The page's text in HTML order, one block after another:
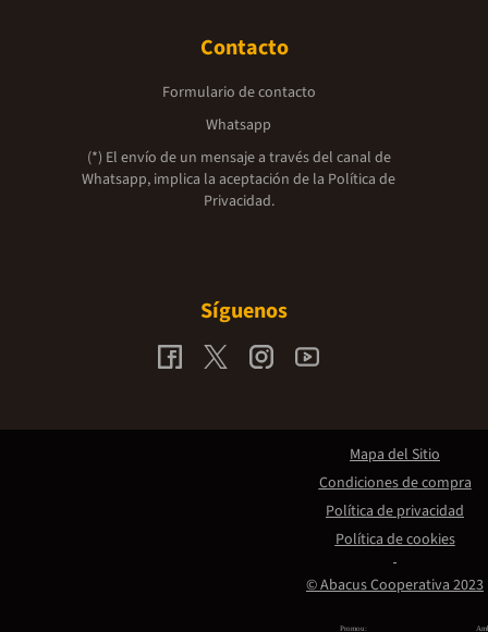
Contacto
Formulario de contacto
Whatsapp
(*) El envío de un mensaje a través del canal de
Whatsapp, implica la aceptación de la Política de
Privacidad.
Síguenos
Promou:
© Abacus Cooperativa 2023
Mapa del Sitio
Condiciones de compra
Política de privacidad
Política de cookies